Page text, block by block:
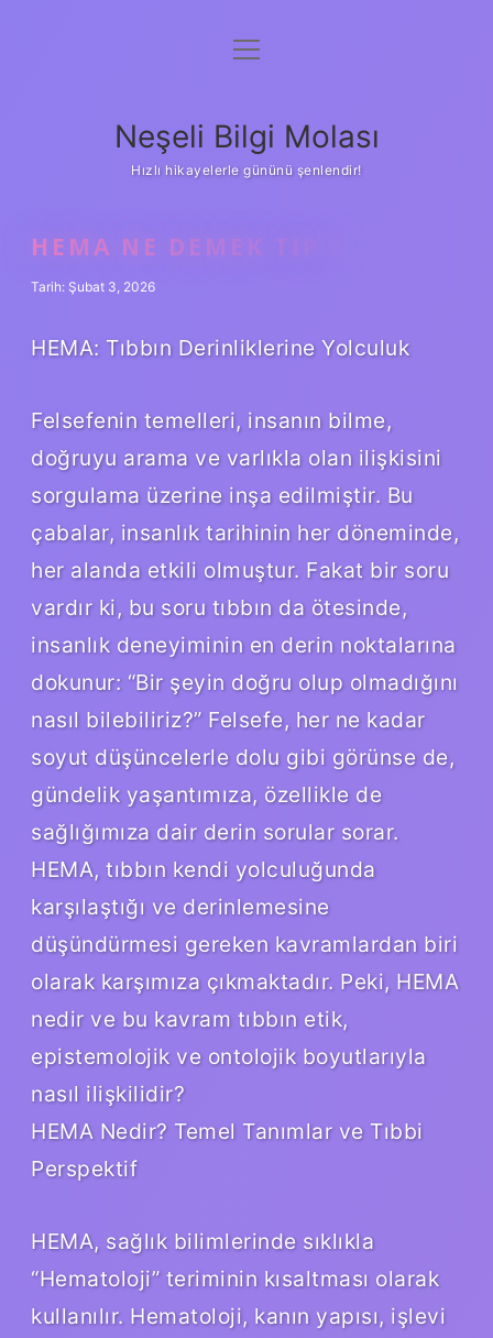
Anasayfa
Yasal Uyarı
menüyü
Neşeli Bilgi Molası
Hızlı hikayelerle gününü şenlendir!
HEMA NE DEMEK TIP ?
Tarih: Şubat 3, 2026
HEMA: Tıbbın Derinliklerine Yolculuk
Felsefenin temelleri, insanın bilme,
doğruyu arama ve varlıkla olan ilişkisini
sorgulama üzerine inşa edilmiştir. Bu
çabalar, insanlık tarihinin her döneminde,
her alanda etkili olmuştur. Fakat bir soru
vardır ki, bu soru tıbbın da ötesinde,
insanlık deneyiminin en derin noktalarına
dokunur: “Bir şeyin doğru olup olmadığını
nasıl bilebiliriz?” Felsefe, her ne kadar
soyut düşüncelerle dolu gibi görünse de,
gündelik yaşantımıza, özellikle de
sağlığımıza dair derin sorular sorar.
HEMA, tıbbın kendi yolculuğunda
karşılaştığı ve derinlemesine
düşündürmesi gereken kavramlardan biri
olarak karşımıza çıkmaktadır. Peki, HEMA
nedir ve bu kavram tıbbın etik,
epistemolojik ve ontolojik boyutlarıyla
nasıl ilişkilidir?
HEMA Nedir? Temel Tanımlar ve Tıbbi
Perspektif
HEMA, sağlık bilimlerinde sıklıkla
“Hematoloji” teriminin kısaltması olarak
kullanılır. Hematoloji, kanın yapısı, işlevi